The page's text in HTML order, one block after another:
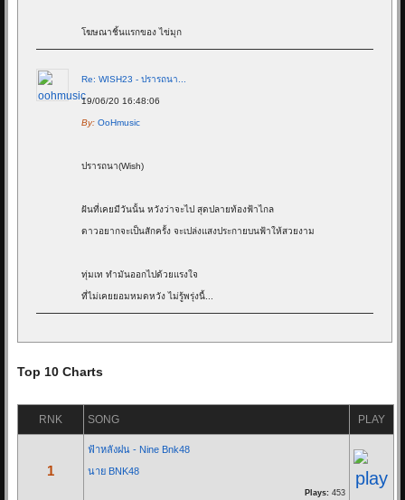
โฆษณาชิ้นแรกของ ไข่มุก
Re: WISH23 - ปรารถนา...
19/06/20 16:48:06
By: OoHmusic
ปรารถนา(Wish)
ฝันที่เคยมีวันนั้น หวังว่าจะไป สุดปลายท้องฟ้าไกล
ดาวอยากจะเป็นสักครั้ง จะเปล่งแสงประกายบนฟ้าให้สวยงาม
ทุ่มเท ทำมันออกไปด้วยแรงใจ
ที่ไม่เคยยอมหมดหวัง ไม่รู้พรุ่งนี้...
Re: Goodnight - ALIZ...
Re: ฟ้าหลังฝน - Nine...
Top 10 Charts
RNK SONG PLAY
1
ฟ้าหลังฝน - Nine Bnk48
นาย BNK48
Plays: 453